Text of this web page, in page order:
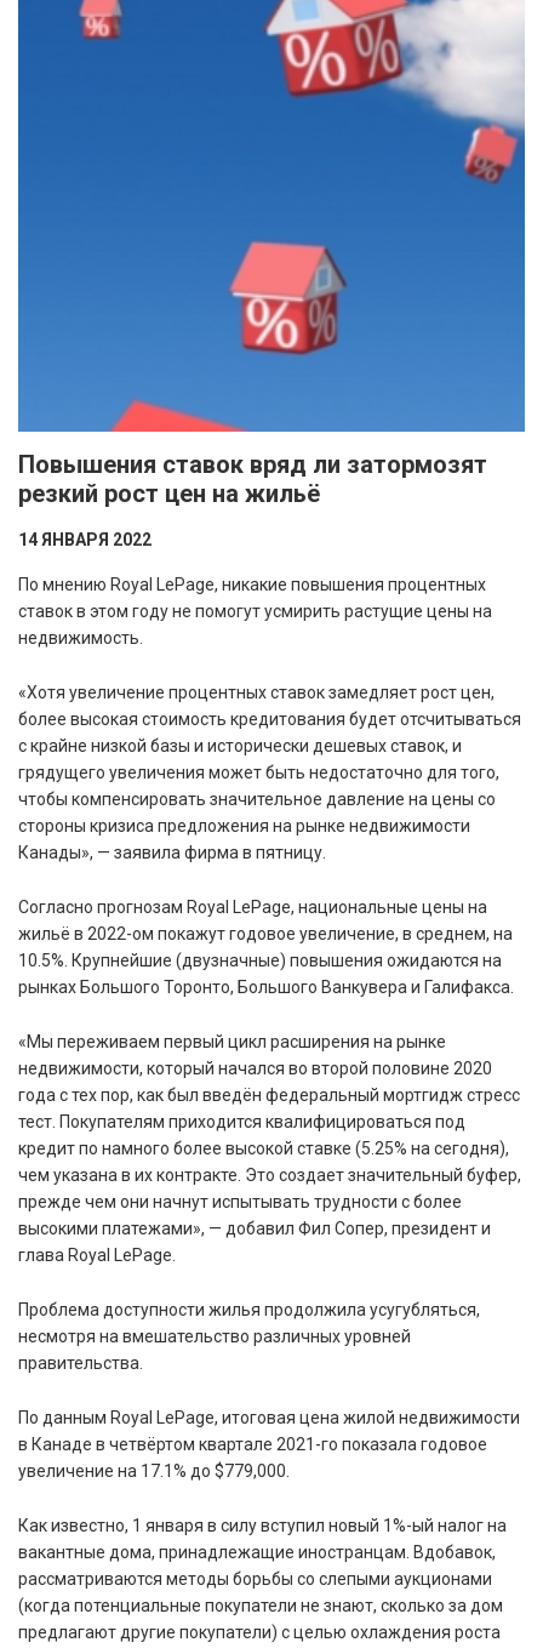
Повышения ставок вряд ли затормозят
резкий рост цен на жильё
14 ЯНВАРЯ 2022
По мнению Royal LePage, никакие повышения процентных
ставок в этом году не помогут усмирить растущие цены на
недвижимость.
«Хотя увеличение процентных ставок замедляет рост цен,
более высокая стоимость кредитования будет отсчитываться
с крайне низкой базы и исторически дешевых ставок, и
грядущего увеличения может быть недостаточно для того,
чтобы компенсировать значительное давление на цены со
стороны кризиса предложения на рынке недвижимости
Канады», — заявила фирма в пятницу.
Согласно прогнозам Royal LePage, национальные цены на
жильё в 2022-ом покажут годовое увеличение, в среднем, на
10.5%. Крупнейшие (двузначные) повышения ожидаются на
рынках Большого Торонто, Большого Ванкувера и Галифакса.
«Мы переживаем первый цикл расширения на рынке
недвижимости, который начался во второй половине 2020
года с тех пор, как был введён федеральный мортгидж стресс
тест. Покупателям приходится квалифицироваться под
кредит по намного более высокой ставке (5.25% на сегодня),
чем указана в их контракте. Это создает значительный буфер,
прежде чем они начнут испытывать трудности с более
высокими платежами», — добавил Фил Сопер, президент и
глава Royal LePage.
Проблема доступности жилья продолжила усугубляться,
несмотря на вмешательство различных уровней
правительства.
По данным Royal LePage, итоговая цена жилой недвижимости
в Канаде в четвёртом квартале 2021-го показала годовое
увеличение на 17.1% до $779,000.
Как известно, 1 января в силу вступил новый 1%-ый налог на
вакантные дома, принадлежащие иностранцам. Вдобавок,
рассматриваются методы борьбы со слепыми аукционами
(когда потенциальные покупатели не знают, сколько за дом
предлагают другие покупатели) с целью охлаждения роста